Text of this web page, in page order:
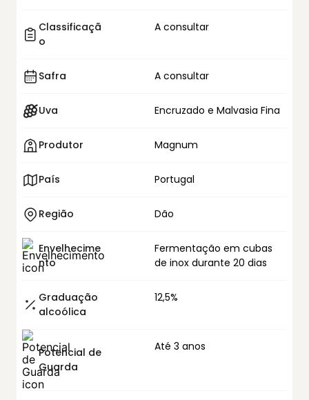
Classificaçã
o
A consultar
Safra A consultar
Uva Encruzado e Malvasia Fina
Produtor Magnum
País Portugal
Região Dão
Envelhecime
nto
Fermentação em cubas
de inox durante 20 dias
Graduação
alcoólica
12,5%
Potencial de
Guarda
Até 3 anos